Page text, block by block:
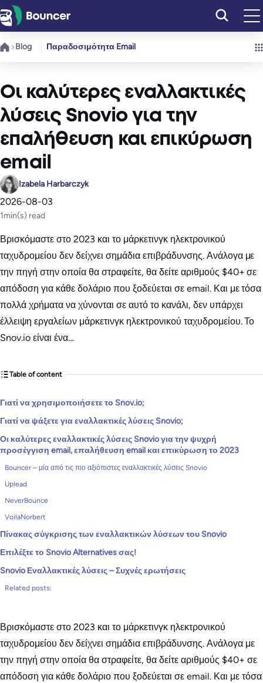
Μετάβαση
στο
περιεχόμενο
Blog Παραδοσιμότητα Email
Οι καλύτερες εναλλακτικές
λύσεις Snovio για την
επαλήθευση και επικύρωση
email
Izabela Harbarczyk
2026-08-03
1min(s) read
Βρισκόμαστε στο 2023 και το μάρκετινγκ ηλεκτρονικού
ταχυδρομείου δεν δείχνει σημάδια επιβράδυνσης. Ανάλογα με
την πηγή στην οποία θα στραφείτε, θα δείτε αριθμούς $40+ σε
απόδοση για κάθε δολάριο που ξοδεύεται σε email. Και με τόσα
πολλά χρήματα να χύνονται σε αυτό το κανάλι, δεν υπάρχει
έλλειψη εργαλείων μάρκετινγκ ηλεκτρονικού ταχυδρομείου. Το
Snov.io είναι ένα…
Table of content
Γιατί να χρησιμοποιήσετε το Snov.io;
Γιατί να ψάξετε για εναλλακτικές λύσεις Snovio;
Οι καλύτερες εναλλακτικές λύσεις Snovio για την ψυχρή
προσέγγιση email, επαλήθευση email και επικύρωση το 2023
Bouncer – μία από τις πιο αξιόπιστες εναλλακτικές λύσεις Snovio
Uplead
NeverBounce
VoilaNorbert
Πίνακας σύγκρισης των εναλλακτικών λύσεων του Snovio
Επιλέξτε το Snovio Alternatives σας!
Snovio Εναλλακτικές λύσεις – Συχνές ερωτήσεις
Related posts:
Βρισκόμαστε στο 2023 και το μάρκετινγκ ηλεκτρονικού
ταχυδρομείου δεν δείχνει σημάδια επιβράδυνσης. Ανάλογα με
την πηγή στην οποία θα στραφείτε, θα δείτε αριθμούς $40+ σε
απόδοση για κάθε δολάριο που ξοδεύεται σε email. Και με τόσα